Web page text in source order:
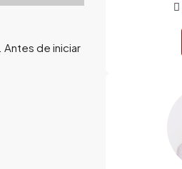
Antes de iniciar